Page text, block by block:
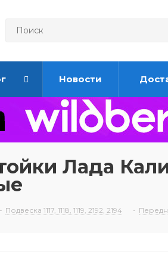
Новости
Лада
- Подвеска 1117, 1118, 1119, 2192, 2194 -